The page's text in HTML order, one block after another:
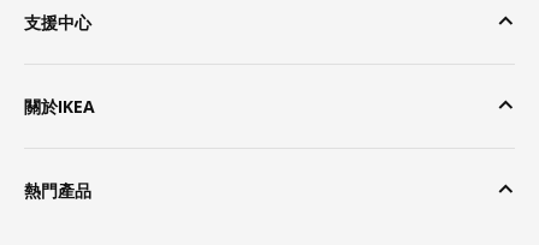
支援中心
關於IKEA
熱門產品